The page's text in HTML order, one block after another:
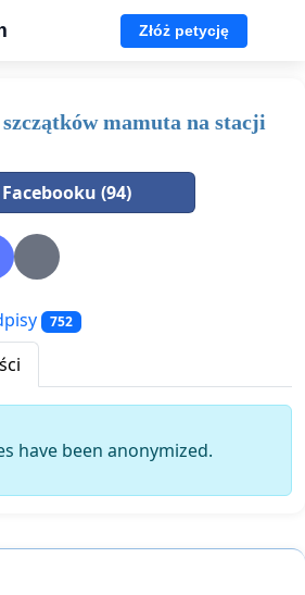
Złóż petycję
mamuta na stacji
(94)
752
have been anonymized.